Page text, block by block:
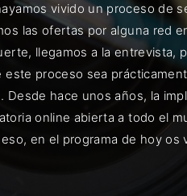
vivido un proceso de
las ofertas por alguna red
llegamos a la entrevista,
proceso sea
Desde hace unos años, la
online abierta a todo el
en el programa de hoy
ENTRAR